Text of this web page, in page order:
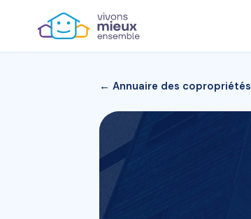
← Annuaire des copropriétés